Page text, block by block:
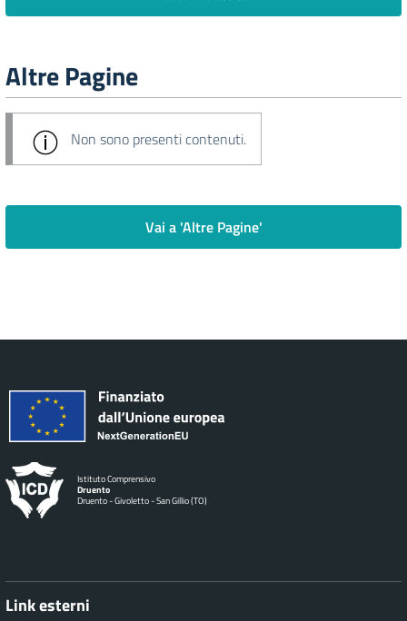
Altre Pagine
Non sono presenti contenuti.
Vai a 'Altre Pagine'
Istituto Comprensivo
Druento
Druento - Givoletto - San Gillio (TO)
Link esterni